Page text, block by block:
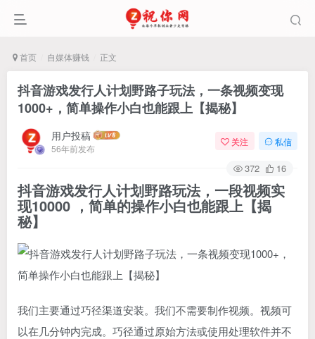
首页 自媒体赚钱 正文
抖音游戏发行人计划野路子玩法，一条视频变现
1000+，简单操作小白也能跟上【揭秘】
用户投稿
56年前发布
关注 私信
372 16
抖音游戏发行人计划野路玩法，一段视频实
现10000 ，简单的操作小白也能跟上【揭
秘】
我们主要通过巧径渠道安装。我们不需要制作视频。视频可
以在几分钟内完成。巧径通过原始方法或使用处理软件并不